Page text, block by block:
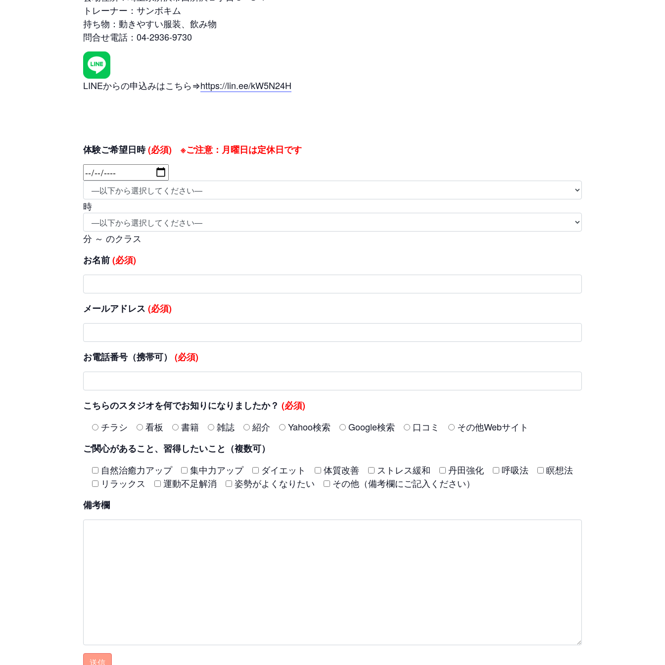
トレーナー：サンボキム
持ち物：動きやすい服装、飲み物
問合せ電話：04-2936-9730
LINEからの申込みはこちら⇒https://lin.ee/kW5N24H
体験ご希望日時(必須) ※ご注意：月曜日は定休日です
時
分 ～ のクラス
お名前(必須)
メールアドレス (必須)
お電話番号（携帯可） (必須)
こちらのスタジオを何でお知りになりましたか？ (必須)
チラシ
看板 書籍 雑誌 紹介 Yahoo検索 Google検索 口コミ
その他Webサイト
ご関心があること、習得したいこと（複数可）
自然治癒力アップ
集中力アップ ダイエット 体質改善 ストレス緩和 丹田強化 呼吸法
瞑想法
リラックス
運動不足解消 姿勢がよくなりたい
その他（備考欄にご記入ください）
備考欄